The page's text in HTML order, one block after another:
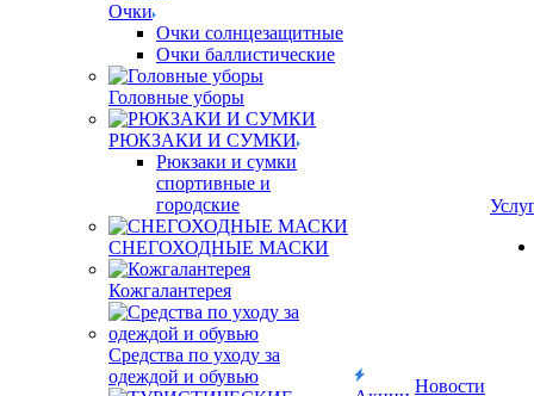
Очки
Очки солнцезащитные
Очки баллистические
Головные уборы
РЮКЗАКИ И СУМКИ
Рюкзаки и сумки
спортивные и
городские
СНЕГОХОДНЫЕ МАСКИ
Кожгалантерея
Средства по уходу за
одеждой и обувью
Новости